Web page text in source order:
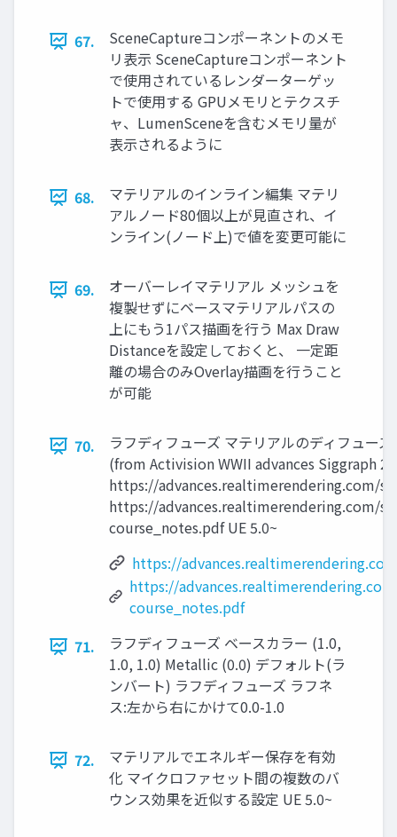
67.
SceneCaptureコンポーネントのメモ
リ表示 SceneCaptureコンポーネント
で使用されているレンダーターゲッ
トで使用する GPUメモリとテクスチ
ャ、LumenSceneを含むメモリ量が
表示されるように
68.
マテリアルのインライン編集 マテリ
アルノード80個以上が見直され、イ
ンライン(ノード上)で値を変更可能に
69.
オーバーレイマテリアル メッシュを
複製せずにベースマテリアルパスの
上にもう1パス描画を行う Max Draw
Distanceを設定しておくと、 一定距
離の場合のみOverlay描画を行うこと
が可能
70.
ラフディフューズ マテリアルのディフュー
(from Activision WWII advances Siggraph
https://advances.realtimerendering.com/
https://advances.realtimerendering.com/
course_notes.pdf UE 5.0~
https://
https://
course_notes.pdf
71.
ラフディフューズ ベースカラー (1.0,
1.0, 1.0) Metallic (0.0) デフォルト(ラ
ンバート) ラフディフューズ ラフネ
ス:左から右にかけて0.0-1.0
72.
マテリアルでエネルギー保存を有効
化 マイクロファセット間の複数のバ
ウンス効果を近似する設定 UE 5.0~